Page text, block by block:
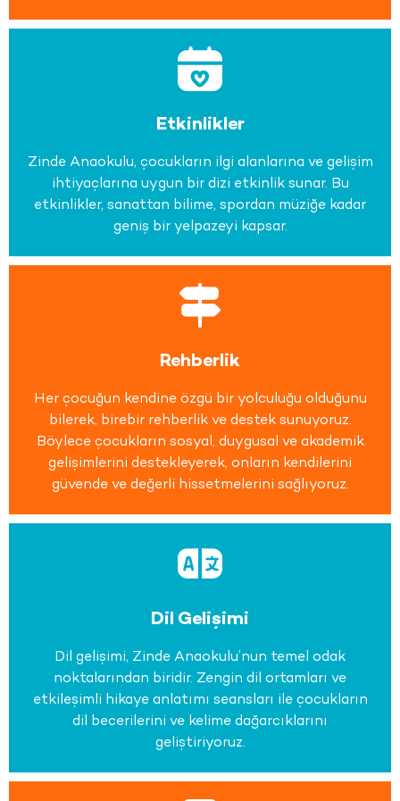
Etkinlikler
Zinde Anaokulu, çocukların ilgi alanlarına ve gelişim
ihtiyaçlarına uygun bir dizi etkinlik sunar. Bu
etkinlikler, sanattan bilime, spordan müziğe kadar
geniş bir yelpazeyi kapsar.
Rehberlik
Her çocuğun kendine özgü bir yolculuğu olduğunu
bilerek, birebir rehberlik ve destek sunuyoruz.
Böylece çocukların sosyal, duygusal ve akademik
gelişimlerini destekleyerek, onların kendilerini
güvende ve değerli hissetmelerini sağlıyoruz.
Dil Gelişimi
Dil gelişimi, Zinde Anaokulu’nun temel odak
noktalarından biridir. Zengin dil ortamları ve
etkileşimli hikaye anlatımı seansları ile çocukların
dil becerilerini ve kelime dağarcıklarını
geliştiriyoruz.